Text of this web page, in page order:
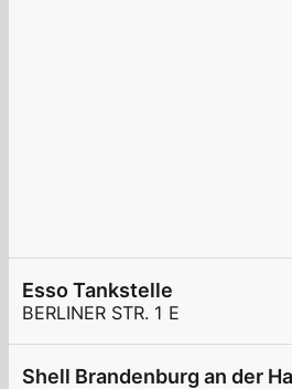
Esso Tankstelle
BERLINER STR. 1 E